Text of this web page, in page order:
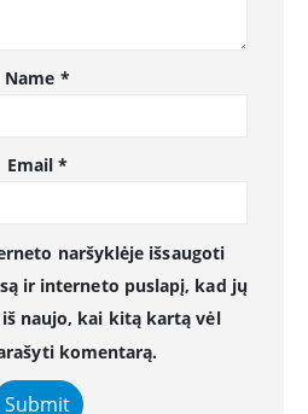
Name *
Email*
naršyklėje išsaugoti
ir interneto puslapį, kad jų
naujo, kai kitą kartą vėl
komentarą.